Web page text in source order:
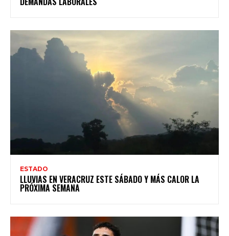
ESTADO
LLUVIAS EN VERACRUZ ESTE SÁBADO Y MÁS CALOR LA
PRÓXIMA SEMANA